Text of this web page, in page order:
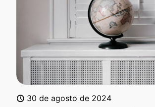
30 de agosto de 2024